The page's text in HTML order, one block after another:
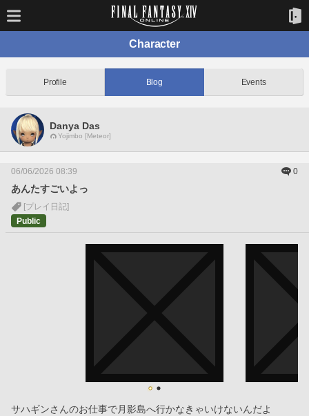
Character
Profile Blog Events
Danya Das
Yojimbo [Meteor]
06/06/2026 08:39 0
あんたすごいよっ
[プレイ日記]
Public
サハギンさんのお仕事で月影島へ行かなきゃいけないんだよ